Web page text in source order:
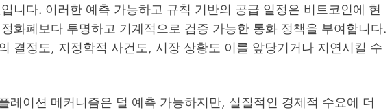
니다. 이러한 예측 가능하고 규칙 기반의 공급 일정은 비트코인에 현
화폐보다 투명하고 기계적으로 검증 가능한 통화 정책을 부여합니다.
결정도, 지정학적 사건도, 시장 상황도 이를 앞당기거나 지연시킬 수
레이션 메커니즘은 덜 예측 가능하지만, 실질적인 경제적 수요에 더